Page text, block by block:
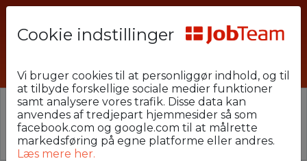
⚠️ Denne jobannonce er udløbet.
Stillingen er ikke længere aktiv, men du kan
lignende annoncer her.
Cookie indstillinger
Vi bruger cookies til at personliggør indhold, og til
at tilbyde forskellige sociale medier funktioner
samt analysere vores trafik. Disse data kan
anvendes af tredjepart hjemmesider så som
facebook.com og google.com til at målrette
markedsføring på egne platforme eller andres.
Læs mere her.